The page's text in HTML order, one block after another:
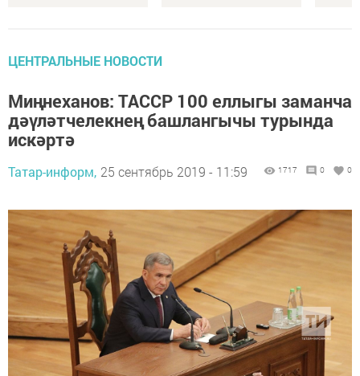
ЦЕНТРАЛЬНЫЕ НОВОСТИ
Миңнеханов: ТАССР 100 еллыгы заманча
дәүләтчелекнең башлангычы турында
искәртә
Татар-информ, 25 сентябрь 2019 - 11:59 1717 0 0